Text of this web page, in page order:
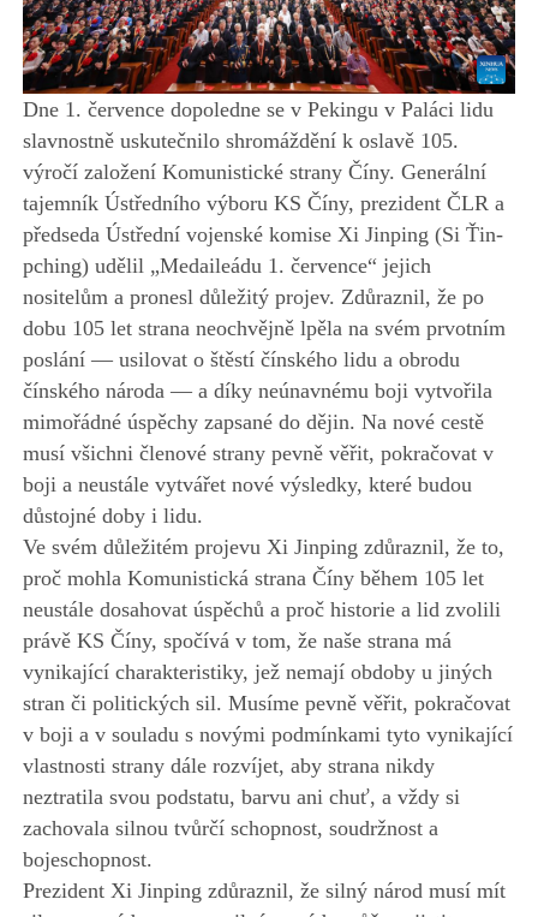
Dne 1. července dopoledne se v Pekingu v Paláci lidu
slavnostně uskutečnilo shromáždění k oslavě 105.
výročí založení Komunistické strany Číny. Generální
tajemník Ústředního výboru KS Číny, prezident ČLR a
předseda Ústřední vojenské komise Xi Jinping (Si Ťin-
pching) udělil „Medaileádu 1. července“ jejich
nositelům a pronesl důležitý projev. Zdůraznil, že po
dobu 105 let strana neochvějně lpěla na svém prvotním
poslání — usilovat o štěstí čínského lidu a obrodu
čínského národa — a díky neúnavnému boji vytvořila
mimořádné úspěchy zapsané do dějin. Na nové cestě
musí všichni členové strany pevně věřit, pokračovat v
boji a neustále vytvářet nové výsledky, které budou
důstojné doby i lidu.
Ve svém důležitém projevu Xi Jinping zdůraznil, že to,
proč mohla Komunistická strana Číny během 105 let
neustále dosahovat úspěchů a proč historie a lid zvolili
právě KS Číny, spočívá v tom, že naše strana má
vynikající charakteristiky, jež nemají obdoby u jiných
stran či politických sil. Musíme pevně věřit, pokračovat
v boji a v souladu s novými podmínkami tyto vynikající
vlastnosti strany dále rozvíjet, aby strana nikdy
neztratila svou podstatu, barvu ani chuť, a vždy si
zachovala silnou tvůrčí schopnost, soudržnost a
bojeschopnost.
Prezident Xi Jinping zdůraznil, že silný národ musí mít